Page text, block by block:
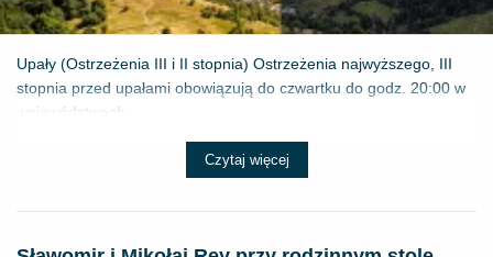
Upały (Ostrzeżenia III i II stopnia) Ostrzeżenia najwyższego, III
stopnia przed upałami obowiązują do czwartku do godz. 20:00 w
województwach...
Czytaj więcej